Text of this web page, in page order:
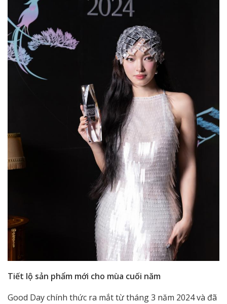
Tiết lộ sản phẩm mới cho mùa cuối năm
Good Day chính thức ra mắt từ tháng 3 năm 2024 và đã